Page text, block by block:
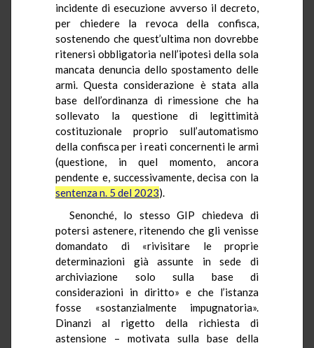
incidente di esecuzione avverso il decreto,
per chiedere la revoca della confisca,
sostenendo che quest’ultima non dovrebbe
ritenersi obbligatoria nell’ipotesi della sola
mancata denuncia dello spostamento delle
armi. Questa considerazione è stata alla
base dell’ordinanza di rimessione che ha
sollevato la questione di legittimità
costituzionale proprio sull’automatismo
della confisca per i reati concernenti le armi
(questione, in quel momento, ancora
pendente e, successivamente, decisa con la
sentenza n. 5 del 2023).
Senonché, lo stesso GIP chiedeva di
potersi astenere, ritenendo che gli venisse
domandato di «rivisitare le proprie
determinazioni già assunte in sede di
archiviazione solo sulla base di
considerazioni in diritto» e che l’istanza
fosse «sostanzialmente impugnatoria».
Dinanzi al rigetto della richiesta di
astensione – motivata sulla base della